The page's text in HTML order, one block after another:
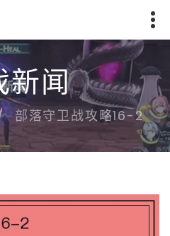
新闻
部落守卫战攻略16-2